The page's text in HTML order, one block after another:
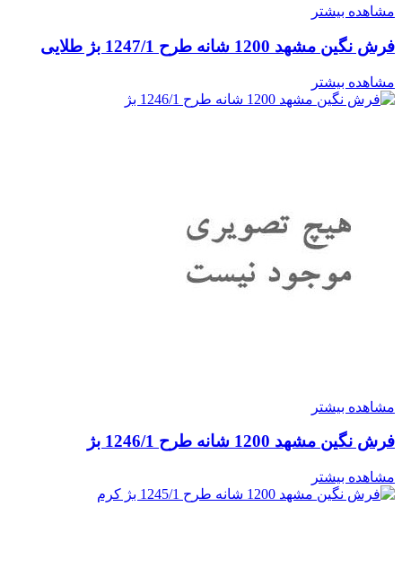
مشاهده بیشتر
فرش نگین مشهد 1200 شانه طرح 1247/1 بژ طلایی
مشاهده بیشتر
مشاهده بیشتر
فرش نگین مشهد 1200 شانه طرح 1246/1 بژ
مشاهده بیشتر